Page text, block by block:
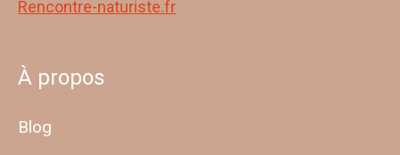
Rencontre-naturiste.fr
À propos
Blog